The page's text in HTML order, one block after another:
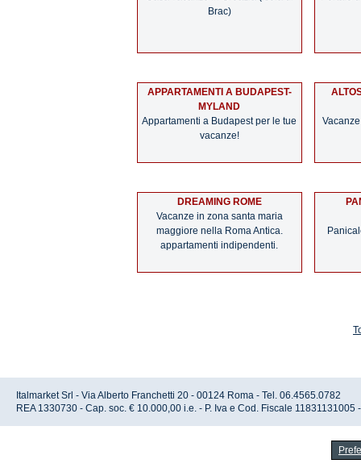
Brac)
APPARTAMENTI A BUDAPEST-
MYLAND
Appartamenti a Budapest per le tue
vacanze!
DREAMING ROME
Vacanze in zona santa maria
maggiore nella Roma Antica.
appartamenti indipendenti.
Italmarket Srl - Via Alberto Franchetti 20 - 00124 Roma - Tel. 06.4565.0782
REA 1330730 - Cap. soc. € 10.000,00 i.e. - P. Iva e Cod. Fiscale 11831131005